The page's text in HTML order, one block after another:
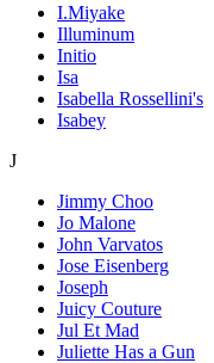
I.Miyake
Illuminum
Initio
Isa
Isabella Rossellini's
Isabey
J
Jimmy Choo
Jo Malone
John Varvatos
Jose Eisenberg
Joseph
Juicy Couture
Jul Et Mad
Juliette Has a Gun